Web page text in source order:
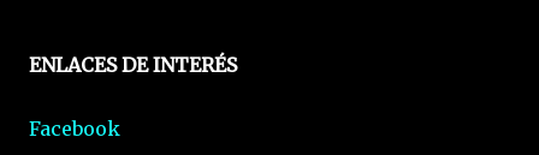
ENLACES DE INTERÉS
Facebook